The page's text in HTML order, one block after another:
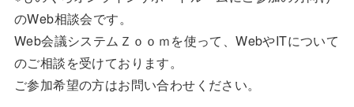
のWeb相談会です。
Web会議システムＺｏｏｍを使って、WebやITについて
のご相談を受けております。
ご参加希望の方はお問い合わせください。